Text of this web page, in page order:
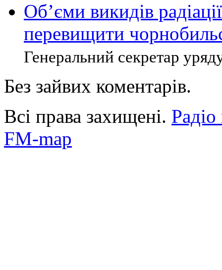
Об’єми викидів
перевищити
Генеральний секретар
Без зайвих коментарів.
Всі права захищені.
FM-map